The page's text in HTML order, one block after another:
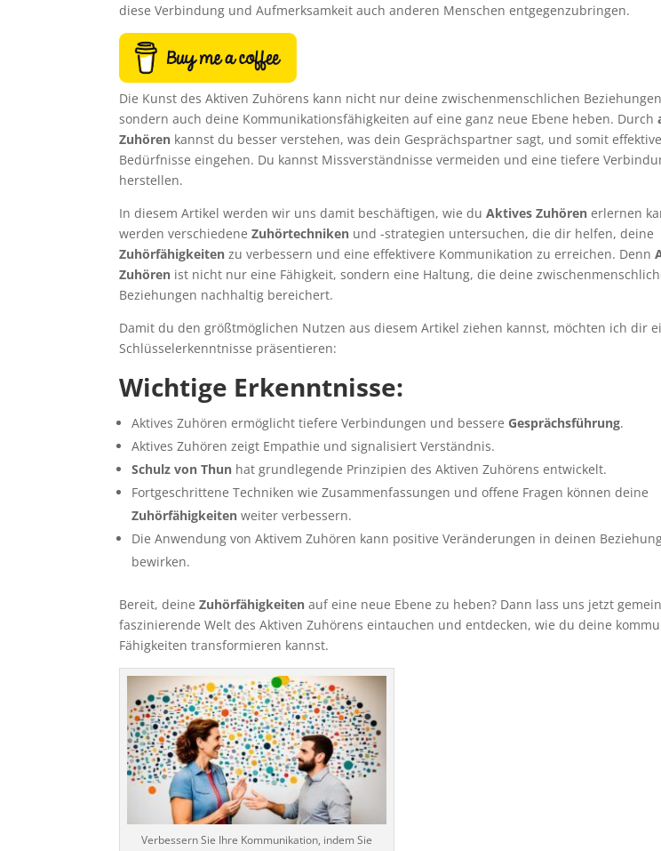
diese Verbindung und Aufmerksamkeit auch anderen Menschen entgegenzubringen.
Die Kunst des Aktiven Zuhörens kann nicht nur deine zwischenmenschlichen
sondern auch deine Kommunikationsfähigkeiten auf eine ganz neue Ebene heben. Durch
Zuhören kannst du besser verstehen, was dein Gesprächspartner sagt, und somit
Bedürfnisse eingehen. Du kannst Missverständnisse vermeiden und eine tiefere
herstellen.
In diesem Artikel werden wir uns damit beschäftigen, wie duAktives Zuhören erlernen
werden verschiedeneZuhörtechniken und -strategien untersuchen, die dir helfen, deine
Zuhörfähigkeiten zu verbessern und eine effektivere Kommunikation zu erreichen. Denn
Zuhören ist nicht nur eine Fähigkeit, sondern eine Haltung, die deine
Beziehungen nachhaltig bereichert.
Damit du den größtmöglichen Nutzen aus diesem Artikel ziehen kannst, möchten ich dir
Schlüsselerkenntnisse präsentieren:
Wichtige Erkenntnisse:
Aktives Zuhören ermöglicht tiefere Verbindungen und bessere Gesprächsführung.
Aktives Zuhören zeigt Empathie und signalisiert Verständnis.
Schulz von Thun hat grundlegende Prinzipien des Aktiven Zuhörens entwickelt.
Fortgeschrittene Techniken wie Zusammenfassungen und offene Fragen können deine
Zuhörfähigkeiten weiter verbessern.
Die Anwendung von Aktivem Zuhören kann positive Veränderungen in deinen
bewirken.
Bereit, deineZuhörfähigkeiten auf eine neue Ebene zu heben? Dann lass uns jetzt
faszinierende Welt des Aktiven Zuhörens eintauchen und entdecken, wie du deine
Fähigkeiten transformieren kannst.
Verbessern Sie Ihre Kommunikation, indem Sie